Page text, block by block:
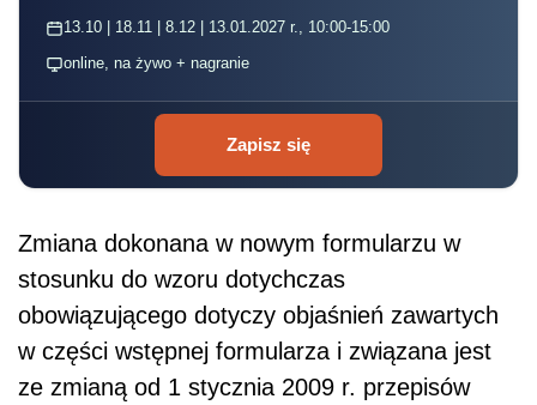
13.10 | 18.11 | 8.12 | 13.01.2027 r., 10:00-15:00
online, na żywo + nagranie
Zapisz się
Zmiana dokonana w nowym formularzu w
stosunku do wzoru dotychczas
obowiązującego dotyczy objaśnień zawartych
w części wstępnej formularza i związana jest
ze zmianą od 1 stycznia 2009 r. przepisów